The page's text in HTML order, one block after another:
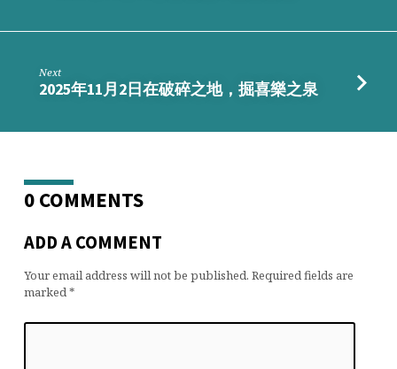
Next
2025年11月2日在破碎之地，掘喜樂之泉
0 COMMENTS
ADD A COMMENT
Your email address will not be published. Required fields are
marked*